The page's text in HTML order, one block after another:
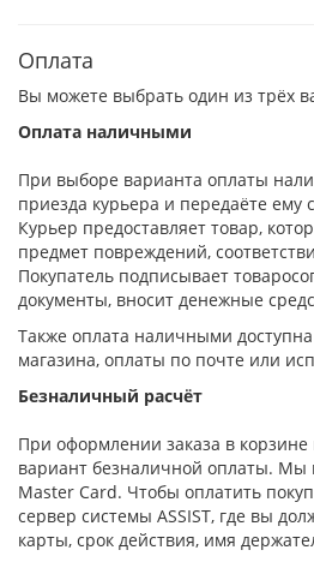
Оплата
Вы можете выбрать один из трёх
Оплата наличными
При выборе варианта оплаты
приезда курьера и передаёте ему
Курьер предоставляет товар,
предмет повреждений,
Покупатель подписывает
документы, вносит денежные
Также оплата наличными
магазина, оплаты по почте или
Безналичный расчёт
При оформлении заказа в
вариант безналичной оплаты.
Master Card. Чтобы оплатить
сервер системы ASSIST, где вы
карты, срок действия, имя